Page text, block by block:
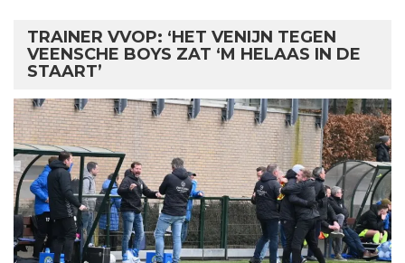
TRAINER VVOP: ‘HET VENIJN TEGEN
VEENSCHE BOYS ZAT ‘M HELAAS IN DE
STAART’